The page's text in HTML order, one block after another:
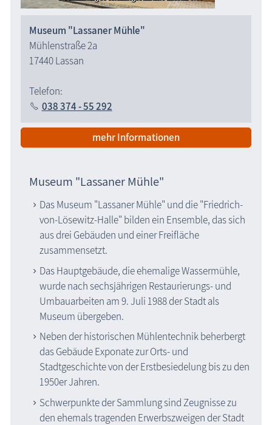
Museum "Lassaner Mühle"
Mühlenstraße 2a
17440 Lassan
Telefon:
038 374 - 55 292
mehr Informationen
Museum "Lassaner Mühle"
Das Museum "Lassaner Mühle" und die "Friedrich-
von-Lösewitz-Halle" bilden ein Ensemble, das sich
aus drei Gebäuden und einer Freifläche
zusammensetzt.
Das Hauptgebäude, die ehemalige Wassermühle,
wurde nach sechsjährigen Restaurierungs- und
Umbauarbeiten am 9. Juli 1988 der Stadt als
Museum übergeben.
Neben der historischen Mühlentechnik beherbergt
das Gebäude Exponate zur Orts- und
Stadtgeschichte von der Erstbesiedelung bis zu den
1950er Jahren.
Schwerpunkte der Sammlung sind Zeugnisse zu
den ehemals tragenden Erwerbszweigen der Stadt